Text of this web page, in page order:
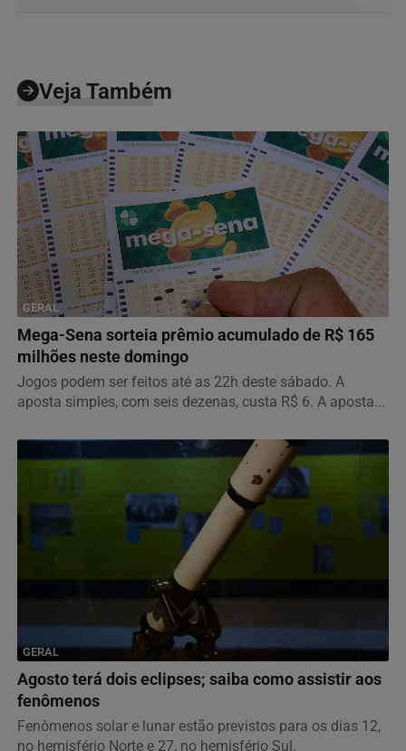
Veja Também
GERAL
Mega-Sena sorteia prêmio acumulado de R$ 165
milhões neste domingo
Jogos podem ser feitos até as 22h deste sábado. A
aposta simples, com seis dezenas, custa R$ 6. A aposta...
GERAL
Agosto terá dois eclipses; saiba como assistir aos
fenômenos
Fenômenos solar e lunar estão previstos para os dias 12,
no hemisfério Norte e 27, no hemisfério Sul.